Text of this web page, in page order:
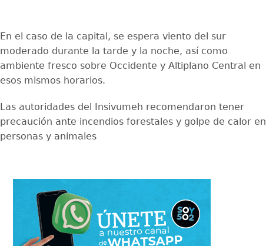
En el caso de la capital, se espera viento del sur
moderado durante la tarde y la noche, así como
ambiente fresco sobre Occidente y Altiplano Central en
esos mismos horarios.
Las autoridades del Insivumeh recomendaron tener
precaución ante incendios forestales y golpe de calor en
personas y animales